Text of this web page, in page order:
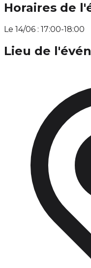
Horaires de
Le 14/06 : 17:00-18:00
Lieu de